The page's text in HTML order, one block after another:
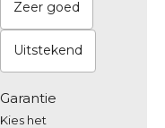
Zeer goed
Uitstekend
Garantie
Kies het